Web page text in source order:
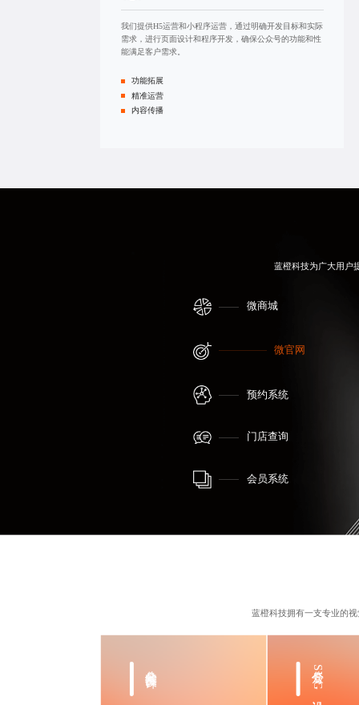
我们提供H5运营和小程序运营 ，通过明确开发目标和实际
需求，进行页面设计和程序开发，确保公众号的功能和性
能满足客户需求。
功能拓展
精准运营
内容传播
蓝橙科技为广大用户
微商城
微官网
预约系统
门店查询
会员系统
蓝橙科技拥有一支专业的
公众号SVG设计